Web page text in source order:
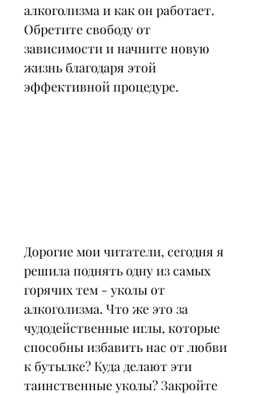
алкоголизма и как он работает.
Обретите свободу от
зависимости и начните новую
жизнь благодаря этой
эффективной процедуре.
Дорогие мои читатели, сегодня я
решила поднять одну из самых
горячих тем - уколы от
алкоголизма. Что же это за
чудодейственные иглы, которые
способны избавить нас от любви
к бутылке? Куда делают эти
таинственные уколы? Закройте